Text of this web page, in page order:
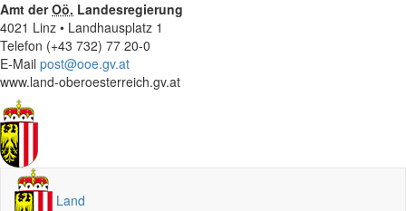
Amt derOö. Landesregierung
4021 Linz • Landhausplatz 1
Telefon (+43 732) 77 20-0
E-Mail post@ooe.gv.at
www.land-oberoesterreich.gv.at
Land